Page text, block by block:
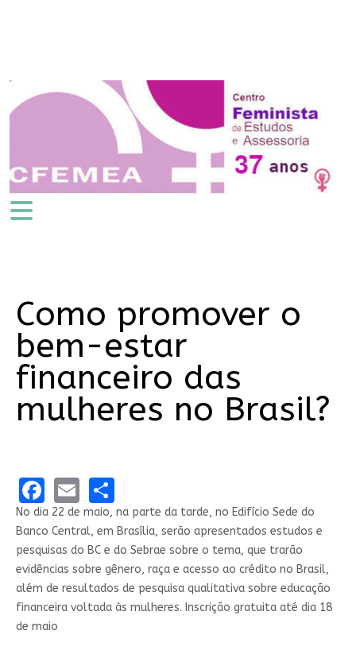
Como promover o
bem-estar
financeiro das
mulheres no Brasil?
Facebook
EmailShare
No dia 22 de maio, na parte da tarde, no Edifício Sede do
Banco Central, em Brasília, serão apresentados​ estudos e
pesquisas do BC e do Sebrae sobre o tema, que trarão
evidências sobre gênero, raça e acesso ao crédito no Brasil,
além de resultados de pesquisa qualitativa sobre educação
financeira voltada às mulheres. Inscrição gratuita até dia 18
de maio